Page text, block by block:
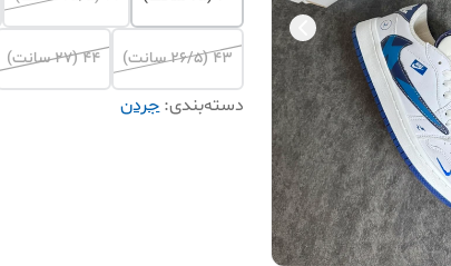
۴۳ (۲۶/۵ سانت) ۴۴ (۲۷ سانت)
دسته‌بندی:جردن